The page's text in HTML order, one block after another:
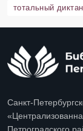
тотальный
Санкт-
Петроградского